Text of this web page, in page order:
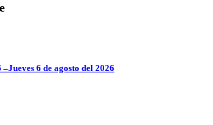
6 de agosto del 2026